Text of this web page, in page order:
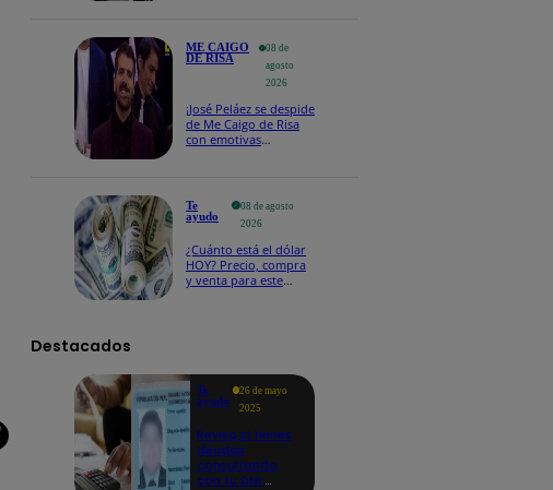
ME CAIGO
DE RISA
08 de
agosto
2026
¡José Peláez se despide
de Me Caigo de Risa
con emotivas
Te
ayudo
08 de agosto
2026
¿Cuánto está el dólar
HOY? Precio, compra
y venta para este
Destacados
Te
ayudo
26 de mayo
2025
Revisa si tienes
deudas
consultando
con tu DNI: